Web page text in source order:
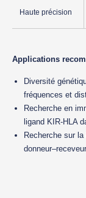
Haute précision
Applications
Diversité
fréquences et
Recherche en
ligand KIR-HLA
Recherche sur